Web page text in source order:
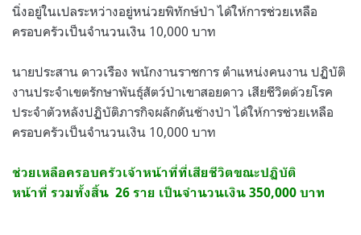
นิ่งอยู่ในเปลระหว่างอยู่หน่วยพิทักษ์ป่า ได้ให้การช่วยเหลือ
ครอบครัวเป็นจำนวนเงิน 10,000 บาท
นายประสาน ดาวเรือง พนักงานราชการ ตำแหน่งคนงาน ปฏิบัติ
งานประจำเขตรักษาพันธุ์สัตว์ป่าเขาสอยดาว เสียชีวิตด้วยโรค
ประจำตัวหลังปฏิบัติภารกิจผลักดันช้างป่า ได้ให้การช่วยเหลือ
ครอบครัวเป็นจำนวนเงิน 10,000 บาท
ช่วยเหลือครอบครัวเจ้าหน้าที่ที่เสียชีวิตขณะปฏิบัติ
หน้าที่ รวมทั้งสิ้น 26 ราย เป็นจำนวนเงิน 350,000 บาท